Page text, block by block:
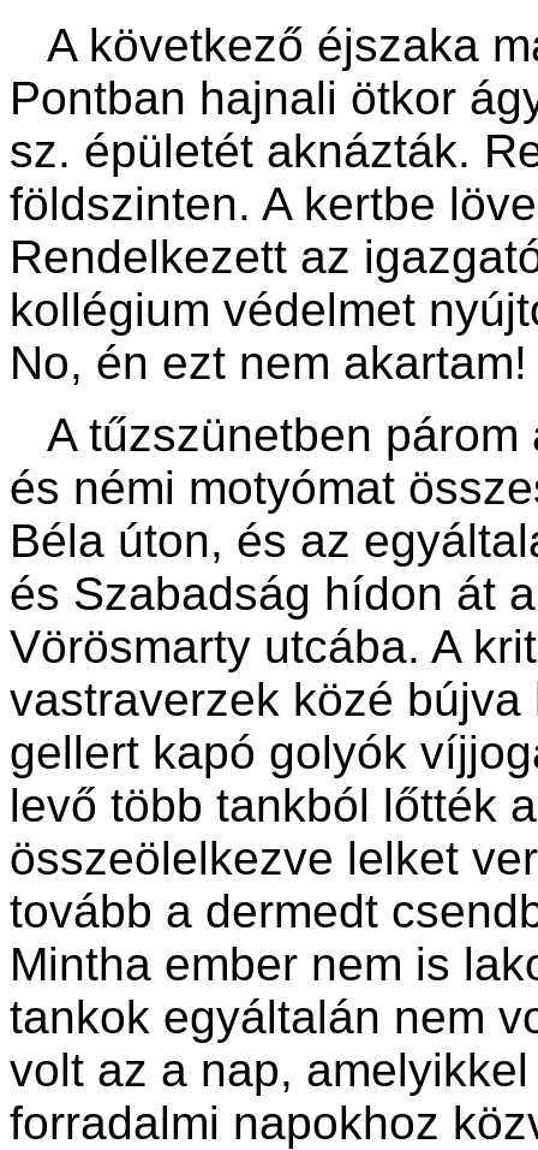
A következő éjszaka
Pontban hajnali ötkor
sz. épületét aknázták.
földszinten. A kertbe
Rendelkezett az
kollégium védelmet
No, én ezt nem akartam!
A tűzszünetben párom
és némi motyómat
Béla úton, és az
és Szabadság hídon át
Vörösmarty utcába. A
vastraverzek közé
gellert kapó golyók
levő több tankból lőtték
összeölelkezve lelket
tovább a dermedt
Mintha ember nem is
tankok egyáltalán nem
volt az a nap,
forradalmi napokhoz